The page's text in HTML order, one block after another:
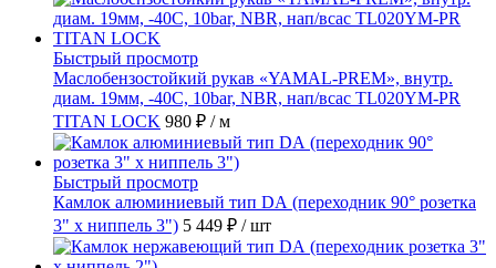
Быстрый просмотр
Маслобензостойкий рукав «YAMAL-PREM», внутр.
диам. 19мм, -40C, 10bar, NBR, нап/всас TL020YM-PR
TITAN LOCK 980 ₽ / м
Быстрый просмотр
Камлок алюминиевый тип DА (переходник 90° розетка
3" х ниппель 3") 5 449 ₽ / шт